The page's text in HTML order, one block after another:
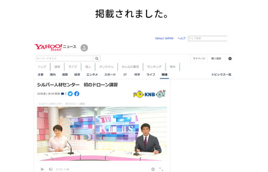
掲載されました。